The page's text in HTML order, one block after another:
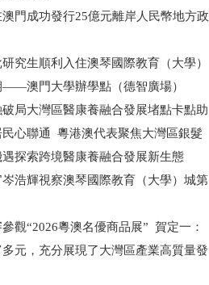
門成功發行25億元離岸人民幣地方政
究生順利入住澳琴國際教育（大學）
——澳門大學辦學點（德智廣場）
局大灣區醫康養融合發展堵點卡點助
心聯通 粵港澳代表聚焦大灣區銀髮
探索跨境醫康養融合發展新生態
浩輝視察澳琴國際教育（大學）城第
觀“2026粵澳名優商品展” 賀定一：
元，充分展現了大灣區產業高質量發